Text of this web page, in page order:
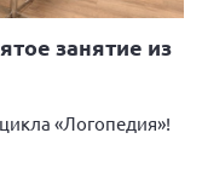
занятие из
«Логопедия»!